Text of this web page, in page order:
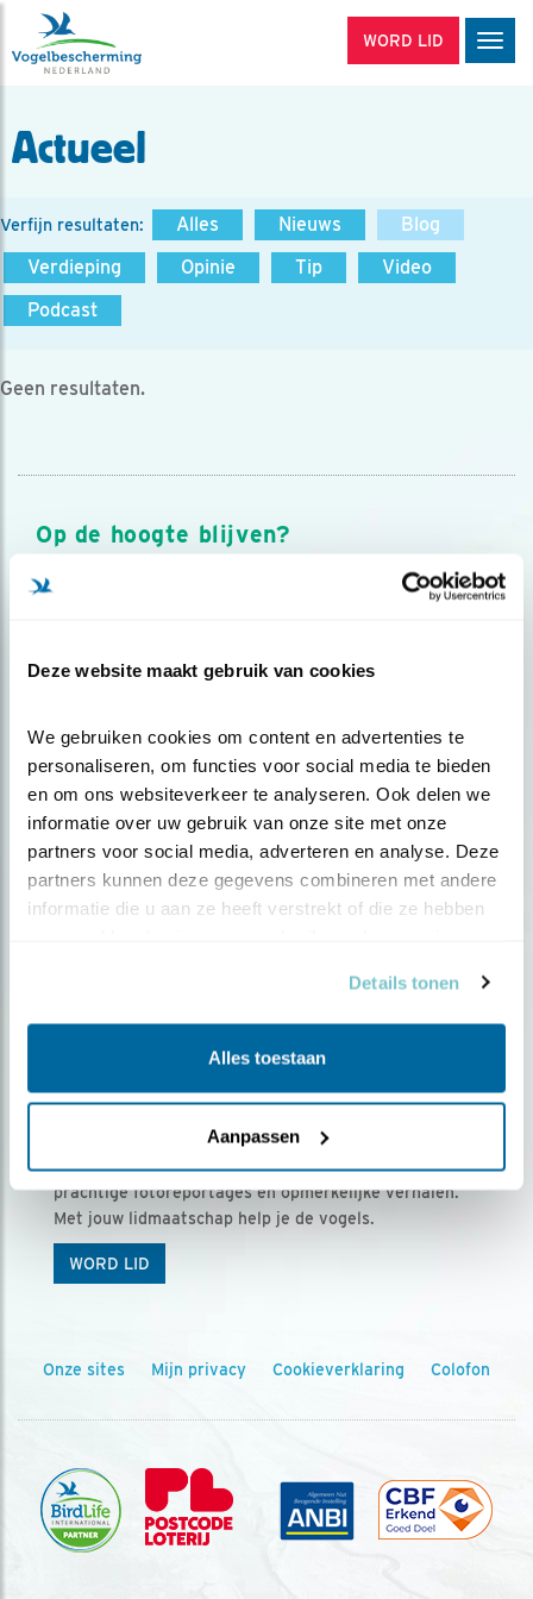
Deze website maakt gebruik van cookies
We gebruiken cookies om content en advertenties te
personaliseren, om functies voor social media te bieden
en om ons websiteverkeer te analyseren. Ook delen we
informatie over uw gebruik van onze site met onze
partners voor social media, adverteren en analyse. Deze
partners kunnen deze gegevens combineren met andere
informatie die u aan ze heeft verstrekt of die ze hebben
Details tonen
Alles toestaan
Aanpassen
WORD LID
Actueel
Verfijn resultaten: Alles Nieuws
Blog
Verdieping
Opinie Tip
Video
Podcast
Geen resultaten.
Op de hoogte blijven?
Meld je aan en ontvang nieuws, inspiratie, acties en tips
over vogels en activiteiten van Vogelbescherming.
Ontvang 5 x Vogels voor € 36,00 per jaar
Vogels is het tijdschrift voor onze leden, met
prachtige fotoreportages en opmerkelijke verhalen.
Met jouw lidmaatschap help je de vogels.
WORD LID
Onze sites Mijn privacy Cookieverklaring Colofon